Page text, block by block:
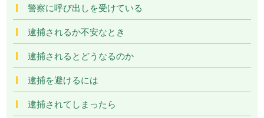
警察に呼び出しを受けている
逮捕されるか不安なとき
逮捕されるとどうなるのか
逮捕を避けるには
逮捕されてしまったら